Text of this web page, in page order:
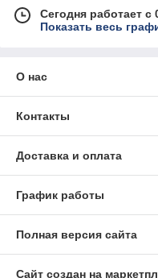
Сегодня работает с
Показать весь
О нас
Контакты
Доставка и оплата
График работы
Полная версия сайта
Сайт создан на